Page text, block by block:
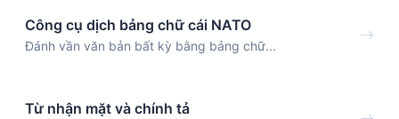
Công cụ dịch bảng chữ cái NATO
Đánh vần văn bản bất kỳ bằng bảng chữ...
Từ nhận mặt và chính tả